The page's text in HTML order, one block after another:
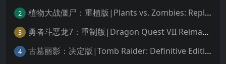
2 植物大战僵尸：重植版|Plants vs. Zombies: Replanted中文
3 勇者斗恶龙7：重制版|Dragon Quest VII Reimagined中文
4 古墓丽影：决定版|Tomb Raider: Definitive Edition中文